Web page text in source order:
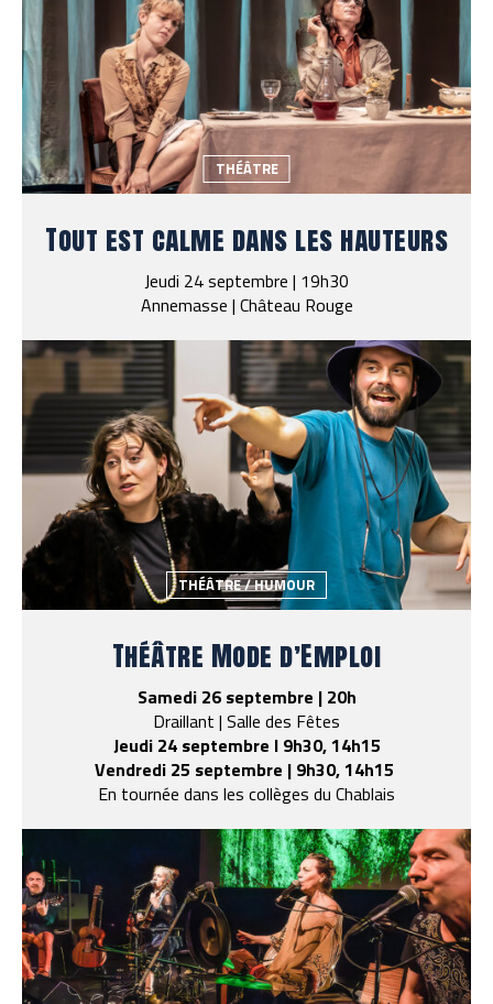
THÉÂTRE
Tout est calme dans les hauteurs
Jeudi 24 septembre | 19h30
Annemasse | Château Rouge
THÉÂTRE / HUMOUR
Théâtre Mode d’Emploi
Samedi 26 septembre | 20h
Draillant | Salle des Fêtes
Jeudi 24 septembre l 9h30, 14h15
Vendredi 25 septembre | 9h30, 14h15
En tournée dans les collèges du Chablais